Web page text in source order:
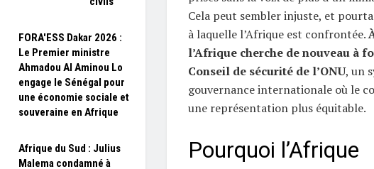
Cela peut sembler injuste, et
à laquelle l’Afrique est confrontée.
l’Afrique cherche de nouveau à
Conseil de sécurité de l’ONU, un
gouvernance internationale où le
une représentation plus équitable.
Pourquoi l’Afrique
FORA'ESS Dakar 2026 :
Le Premier ministre
Ahmadou Al Aminou Lo
engage le Sénégal pour
une économie sociale et
souveraine en Afrique
Afrique du Sud : Julius
Malema condamné à